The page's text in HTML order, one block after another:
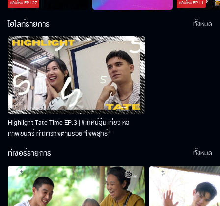
ตอนใหม่EP.127 ตอนใหม่EP.11
ไฮไลท์รายการ
Highlight Tate Time EP.3 | #เทศน์อุ้ม เที่ยว หอ
ภาพยนตร์ ทำภารกิจตามรอย “ใจพิสุทธิ์“
ทั้งหมด
ทีเซอร์รายการ ทั้งหมด